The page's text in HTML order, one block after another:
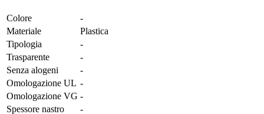
Colore
-
Materiale
Plastica
Tipologia
-
Trasparente
-
Senza alogeni
-
Omologazione UL -
Omologazione VG -
Spessore nastro
-